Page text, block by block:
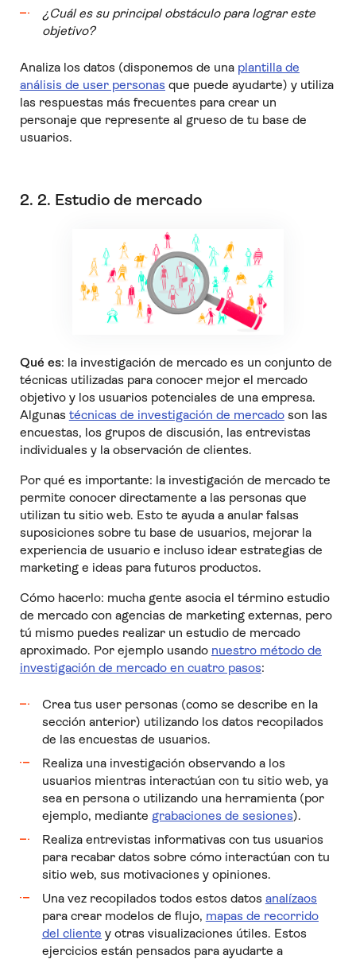
¿Cuál es su principal obstáculo para lograr este
objetivo?
Analiza los datos (disponemos de una plantilla de
análisis de user personas que puede ayudarte) y utiliza
las respuestas más frecuentes para crear un
personaje que represente al grueso de tu base de
usuarios.
2. 2. Estudio de mercado
Qué es: la investigación de mercado es un conjunto de
técnicas utilizadas para conocer mejor el mercado
objetivo y los usuarios potenciales de una empresa.
Algunas técnicas de investigación de mercadoson las
encuestas, los grupos de discusión, las entrevistas
individuales y la observación de clientes.
Por qué es importante: la investigación de mercado te
permite conocer directamente a las personas que
utilizan tu sitio web. Esto te ayuda a anular falsas
suposiciones sobre tu base de usuarios, mejorar la
experiencia de usuario e incluso idear estrategias de
marketing e ideas para futuros productos.
Cómo hacerlo: mucha gente asocia el término estudio
de mercado con agencias de marketing externas, pero
tú mismo puedes realizar un estudio de mercado
aproximado. Por ejemplo usando nuestro método de
investigación de mercado en cuatro pasos:
Crea tus user personas (como se describe en la
sección anterior) utilizando los datos recopilados
de las encuestas de usuarios.
Realiza una investigación observando a los
usuarios mientras interactúan con tu sitio web, ya
sea en persona o utilizando una herramienta (por
ejemplo, mediante grabaciones de sesiones).
Realiza entrevistas informativas con tus usuarios
para recabar datos sobre cómo interactúan con tu
sitio web, sus motivaciones y opiniones.
Una vez recopilados todos estos datos analízaos
para crear modelos de flujo, mapas de recorrido
del cliente y otras visualizaciones útiles. Estos
ejercicios están pensados para ayudarte a